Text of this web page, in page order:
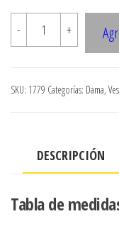
-
1779
Vestido
Escote
+
SKU: 1779 Categorías: Dama,
DESCRIPCIÓN
Tabla de